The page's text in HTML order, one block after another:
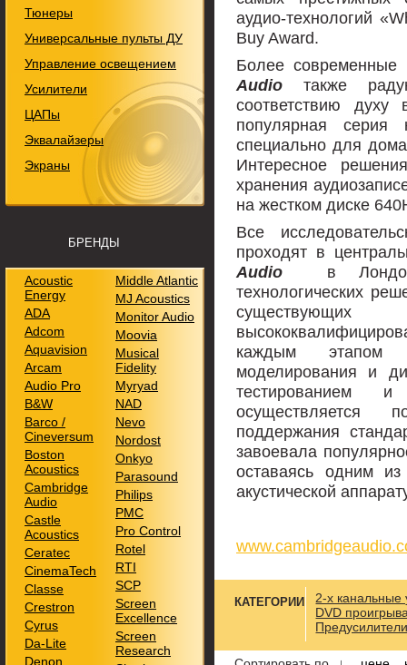
аудио-технологий
Buy Award.
Более современные
Audioтакже
соответствию духу
популярная серия
специально для
Интересное
хранения
на жестком диске
Все
проходят в
Audio
в
технологических
каждым этапом
моделирования и
тестированием
поддержания
завоевала
оставаясь одним из
акустической
КАТЕГОРИИ
2-х канальные
DVD
Тюнеры
Универсальные пульты ДУ
Управление освещением
Усилители
ЦАПы
Эквалайзеры
Экраны
БРЕНДЫ
Acoustic
Energy
ADA
Adcom
Aquavision
Arcam
Audio Pro
B&W
Barco /
Cineversum
Boston
Acoustics
Cambridge
Audio
Castle
Acoustics
Ceratec
CinemaTech
Classe
Crestron
Cyrus
Da-Lite
Denon
Middle Atlantic
MJ Acoustics
Monitor Audio
Moovia
Musical
Fidelity
Myryad
NAD
Nevo
Nordost
Onkyo
Parasound
Philips
PMC
Pro Control
Rotel
RTI
SCP
Screen
Excellence
Screen
Research